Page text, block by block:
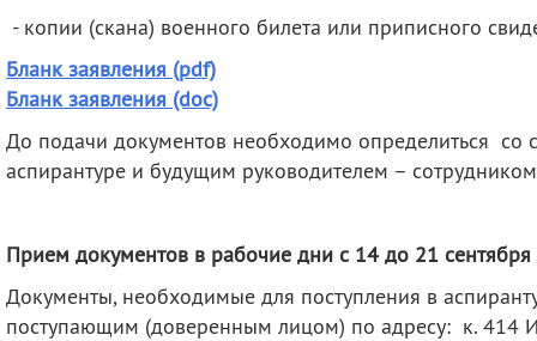
- копии (скана) военного билета или приписного
Бланк заявления (pdf)
Бланк заявления (doc)
До подачи документов необходимо определиться со
аспирантуре и будущим руководителем –
Прием документов в рабочие дни с 14 до 21 сентября
Документы, необходимые для поступления в
поступающим (доверенным лицом) по адресу: к. 414